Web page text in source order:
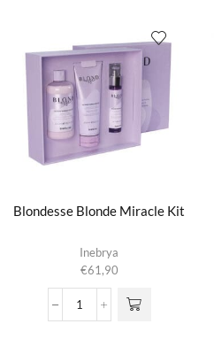
End
Serum
aantal
Blondesse Blonde Miracle Kit
Inebrya
€61,90
Blondesse